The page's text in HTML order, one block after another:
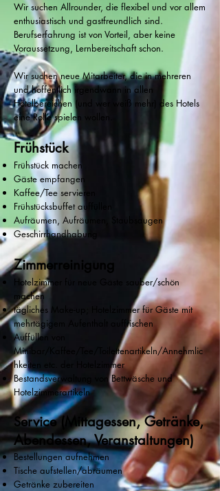
Wir suchen Allrounder, die flexibel und vor allem
enthusiastisch und gastfreundlich sind.
Berufserfahrung ist von Vorteil, aber keine
Voraussetzung, Lernbereitschaft schon.
Wir suchen neue Mitarbeiter, die in mehreren
und hoffentlich irgendwann in allen
Hotelbereichen (und wer weiß mehr) des Hotels
eine Rolle spielen wollen.
Frühstück
Frühstück machen
Gäste empfangen
Kaffee/Tee servieren
Frühstücksbuffet auffüllen
Aufräumen, Aufräumen, Staubsaugen
Geschirrhandhabung
Zimmerreinigu
Hotelzimmer für neue Gäste sauber/schön
machen
tägliches Make-up; Hotelzimmer für Gäste mit
mehrtägigem Aufenthalt auffrischen
Auffüllen von
Minibar/Kaffee/Tee/Toilettenartikeln/Annehmlic
hkeiten etc. der Hotelzimmer
Bestandsverwaltung von Bettwäsche und
Hotelzimmerartikeln
Service (Mittagessen, Getränke,
Abendessen, Veranstaltungen)
Bestellungen aufnehmen
Tische aufstellen/abräumen
Getränke zubereiten